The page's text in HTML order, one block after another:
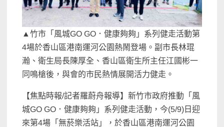
▲竹市「風城GO GO．健康夠夠」系列健走活動第
4場於香山區港南運河公園熱鬧登場。副市長林琨
瀚、衛生局長陳厚全、香山區衛生所主任江國彬一
同鳴槍後，與會的市民熱情展開活力健走。
【焦點時報/記者羅蔚舟報導】新竹市政府推動「風
城GO GO．健康夠夠」系列健走活動，今(5/9)日迎
來第4場「無菸樂活站」，於香山區港南運河公園